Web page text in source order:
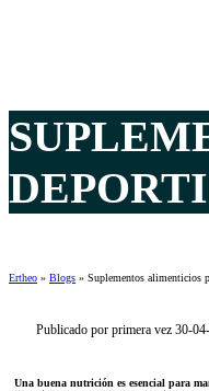
Ertheo » Blogs » Suplementos alimenticios
Publicado por primera vez 30-
Una buena nutrición es esencial para